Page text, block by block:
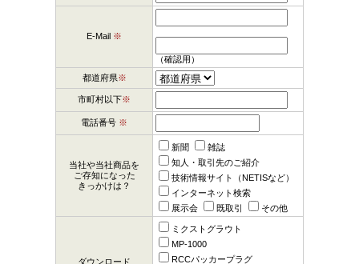
E-Mail ※
（確認用）
都道府県※
市町村以下※
電話番号 ※
当社や当社商品を
ご存知になった
きっかけは？
新聞
雑誌
知人・取引先のご紹介
技術情報サイト（NETISなど）
インターネット検索
展示会
既取引 その他
ダウンロード
ミクストグラウト
MP-1000
RCCパッカープラグ